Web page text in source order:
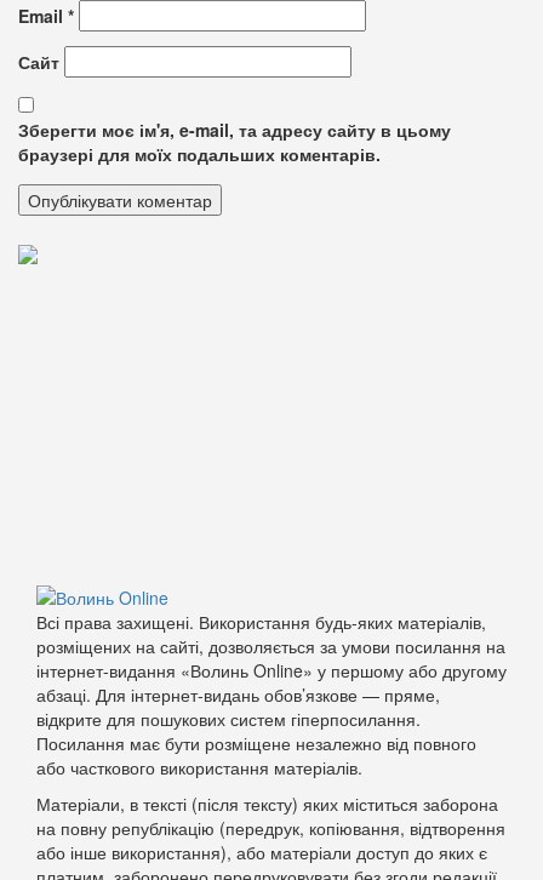
Email *
Сайт
Зберегти моє ім'я, e-mail, та адресу сайту в цьому
браузері для моїх подальших коментарів.
Всі права захищені. Використання будь-яких матеріалів,
розміщених на сайті, дозволяється за умови посилання на
інтернет-видання «Волинь Online» у першому або другому
абзаці. Для інтернет-видань обов’язкове — пряме,
відкрите для пошукових систем гіперпосилання.
Посилання має бути розміщене незалежно від повного
або часткового використання матеріалів.
Матеріали, в тексті (після тексту) яких міститься заборона
на повну републікацію (передрук, копіювання, відтворення
або інше використання), або матеріали доступ до яких є